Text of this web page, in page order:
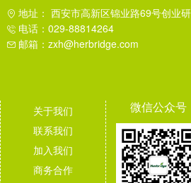
地址： 西安市高新区锦业路69号创业
电话：029-88814264
邮箱：zxh@herbridge.com
关于我们
联系我们
加入我们
商务合作
微信公众号